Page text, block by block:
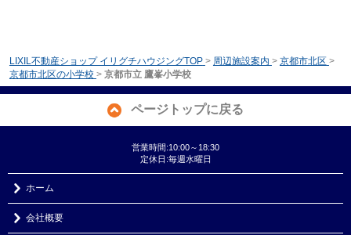
LIXIL不動産ショップ イリグチハウジングTOP > 周辺施設案内 > 京都市北区 >
京都市北区の小学校 > 京都市立 鷹峯小学校
ページトップに戻る
営業時間:10:00～18:30
定休日:毎週水曜日
ホーム
会社概要